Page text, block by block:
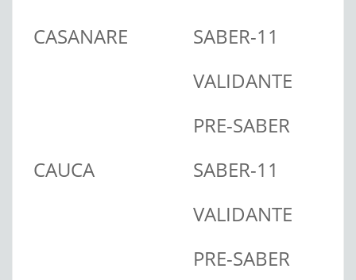
CASANARE
SABER-11
VALIDANTE
CAUCA
PRE-SABER
SABER-11
VALIDANTE
PRE-SABER